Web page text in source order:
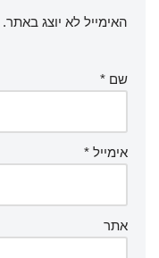
האימייל לא יוצג באתר.
שם *
אימייל *
אתר